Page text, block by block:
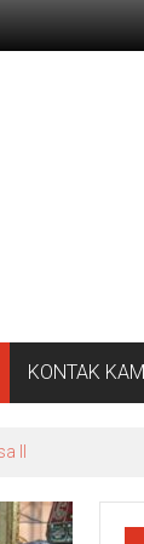
KONTAK
II